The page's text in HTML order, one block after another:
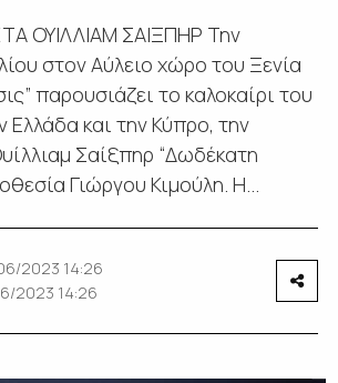
ΟΥΙΛΛΙΑΜ ΣΑΙΞΠΗΡ Την
στον Αύλειο χώρο του Ξενία
παρουσιάζει το καλοκαίρι του
Ελλάδα και την Κύπρο, την
Σαίξπηρ “Δωδέκατη
Γιώργου Κιμούλη. Η...
2023 14:26
2023 14:26